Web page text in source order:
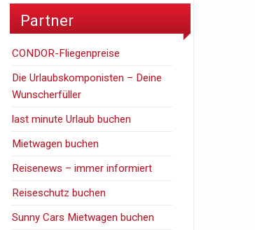
Partner
CONDOR-Fliegenpreise
Die Urlaubskomponisten – Deine
Wunscherfüller
last minute Urlaub buchen
Mietwagen buchen
Reisenews – immer informiert
Reiseschutz buchen
Sunny Cars Mietwagen buchen